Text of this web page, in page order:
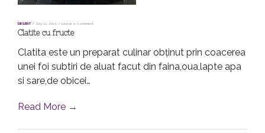
DESERT / July 11, 2021 / Leave a comment
Clatite cu fructe
Clatita este un preparat culinar obținut prin coacerea
unei foi subtiri de aluat facut din faina,oua,lapte apa
si sare,de obicei…
Read More →